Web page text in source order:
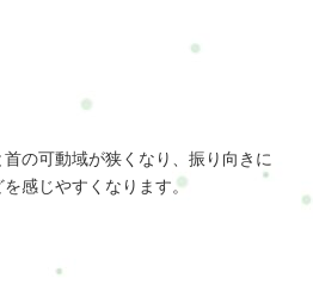
の可動域が狭くなり、振り向きに
感じやすくなります。